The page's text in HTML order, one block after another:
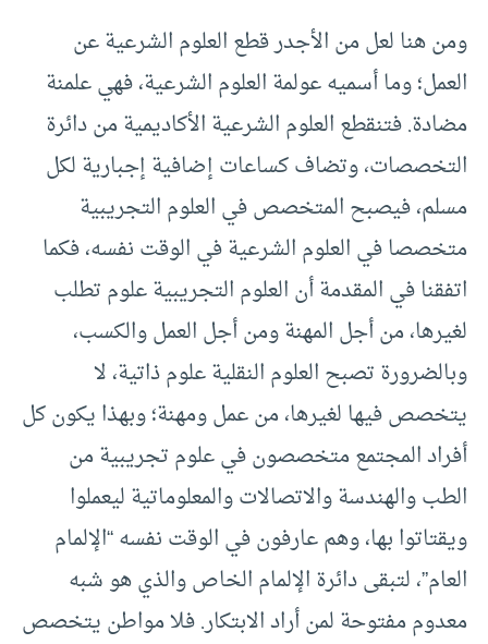
ومن هنا لعل من الأجدر قطع العلوم الشرعية عن
العمل؛ وما أسميه عولمة العلوم الشرعية، فهي علمنة
مضادة. فتنقطع العلوم الشرعية الأكاديمية من دائرة
التخصصات، وتضاف كساعات إضافية إجبارية لكل
مسلم، فيصبح المتخصص في العلوم التجريبية
متخصصا في العلوم الشرعية في الوقت نفسه، فكما
اتفقنا في المقدمة أن العلوم التجريبية علوم تطلب
لغيرها، من أجل المهنة ومن أجل العمل والكسب،
وبالضرورة تصبح العلوم النقلية علوم ذاتية، لا
يتخصص فيها لغيرها، من عمل ومهنة؛ وبهذا يكون كل
أفراد المجتمع متخصصون في علوم تجريبية من
الطب والهندسة والاتصالات والمعلوماتية ليعملوا
ويقتاتوا بها، وهم عارفون في الوقت نفسه “الإلمام
العام”، لتبقى دائرة الإلمام الخاص والذي هو شبه
معدوم مفتوحة لمن أراد الابتكار. فلا مواطن يتخصص